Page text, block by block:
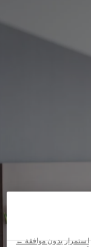
استمرار بدون موافقة ←